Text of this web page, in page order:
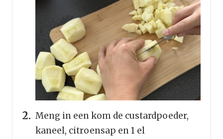
Meng in een kom de custardpoeder,
kaneel, citroensap en 1 el